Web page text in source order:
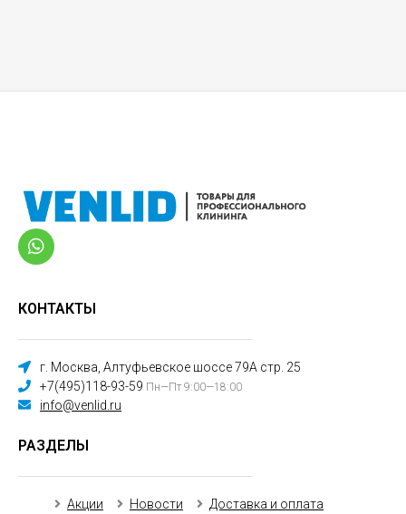
КОНТАКТЫ
г. Москва, Алтуфьевское шоссе 79А стр. 25
+7(495)118-93-59 Пн—Пт 9:00—18:00
info@venlid.ru
РАЗДЕЛЫ
Акции Новости Доставка и оплата